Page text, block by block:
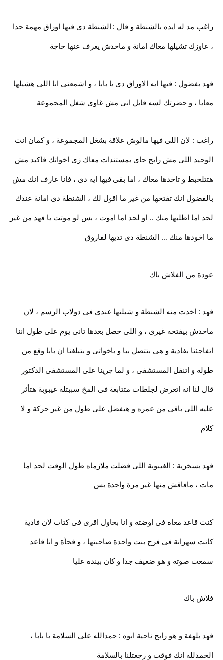
راغب مد له ايده بالشنطة و قال : الشنطة دى فيها اوراق مهمة جدا
، عاوزك تشيلها معاك امانة و ماحدش يعرف عنها حاجة
فهد بفضول : فيها ايه الاوراق دى يا بابا ، و اشمعنى انا اللى هشيلها
معايا ، و حضرتك لسه قايل انى مش غاوى شغل المجموعة
راغب : لان اللى فيها مالوش علاقة بشغل المجموعة ، و كمان انت
الوحيد اللى مش رايح جاى بمستندات معاك زى اخواتك فاكيد مش
هتتلخبط و تاخدها معاك ، اما بقى فيها ايه دى ، فانا عارف انك مش
بالفضول انك تفتحها من غير ما اقول لك ، الشنطة دى امانة عندك
لحد اما اطلبها منك .. او لحد اما اموت ، بس لو موتت يا فهد من غير
ما اخودها منك … الشنطة دى تديها لفاروق
عودة من الفلاش باك
فهد : اخدت منه الشنطة و شيلتها عندى فى دولاب الرسم ، لان
ماحدش بيفتحه غيرى ، و اللى حصل بعدها تانى يوم على طول اننا
اتفاجئنا بفادية و هى بتتصل بيا و باخواتى و بتبلغنا ان بابا وقع من
طوله و اتنقل المستشفى ، و لما جرينا على المستشفى الدكتور
قال لنا انه اتعرض لجلطات متتابعة فى المخ سببتله غيبوبة هتأثر
عليه اللى باقى من عمره و هيفضل على طول من غير حركة و لا
كلام
فهد بسخرية : الغيبوبة اللى فضلت ملازماه طول الوقت لحد اما
مات ، مافاقش منها غير مرة واحدة بس
كنت قاعد معاه فى اوضته و انا بحاول اقرى فى كتاب لان فادية
كانت سهرانة فى فرح بنت واحدة صاحبتها ، و فجأة و انا قاعد
سمعت صوته و هو ضعيف جدا و كان بينده عليا
فلاش باك
فهد بلهفة و هو رايح ناحية ابوه : حمدالله على السلامة يا بابا ،
الحمدلله انك فوقت و رجعتلنا بالسلامة